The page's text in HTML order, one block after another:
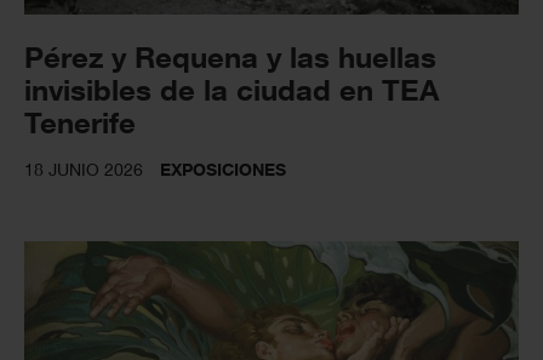
Pérez y Requena y las huellas
invisibles de la ciudad en TEA
Tenerife
18 JUNIO 2026 EXPOSICIONES